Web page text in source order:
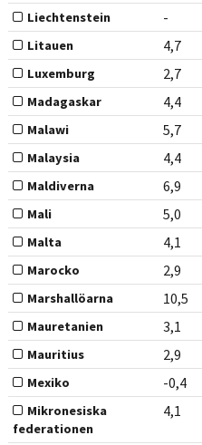
Liechtenstein -
Litauen 4,7
Luxemburg 2,7
Madagaskar 4,4
Malawi 5,7
Malaysia 4,4
Maldiverna 6,9
Mali 5,0
Malta 4,1
Marocko 2,9
Marshallöarna 10,5
Mauretanien 3,1
Mauritius 2,9
Mexiko -0,4
Mikronesiska
federationen
4,1